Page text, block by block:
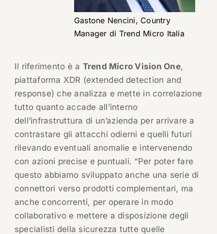
Gastone Nencini, Country
Manager di Trend Micro Italia
Il riferimento è a Trend Micro Vision One,
piattaforma XDR (extended detection and
response) che analizza e mette in correlazione
tutto quanto accade all’interno
dell’infrastruttura di un’azienda per arrivare a
contrastare gli attacchi odierni e quelli futuri
rilevando eventuali anomalie e intervenendo
con azioni precise e puntuali. “Per poter fare
questo abbiamo sviluppato anche una serie di
connettori verso prodotti complementari, ma
anche concorrenti, per operare in modo
collaborativo e mettere a disposizione degli
specialisti della sicurezza tutte quelle